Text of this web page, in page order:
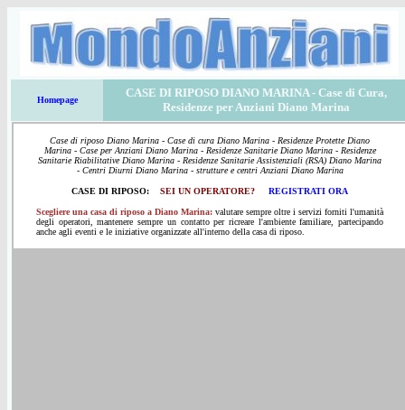
Homepage
CASE DI RIPOSO DIANO MARINA- Case di Cura,
Residenze per Anziani Diano Marina
Case di riposo Diano Marina - Case di cura Diano Marina - Residenze Protette Diano
Marina - Case per Anziani Diano Marina - Residenze Sanitarie Diano Marina - Residenze
Sanitarie Riabilitative Diano Marina - Residenze Sanitarie Assistenziali (RSA) Diano Marina
- Centri Diurni Diano Marina - strutture e centri Anziani Diano Marina
CASE DI RIPOSO: SEI UN OPERATORE? REGISTRATI ORA
Scegliere una casa di riposo a Diano Marina: valutare sempre oltre i servizi forniti l'umanità
degli operatori, mantenere sempre un contatto per ricreare l'ambiente familiare, partecipando
anche agli eventi e le iniziative organizzate all'interno della casa di riposo.